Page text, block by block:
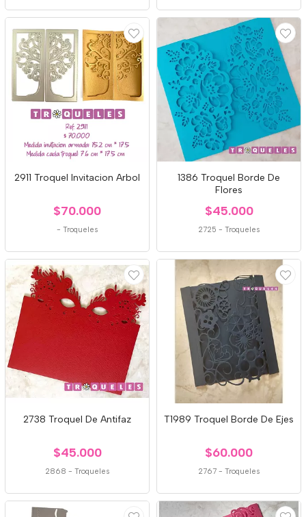
2911 Troquel Invitacion Arbol
$70.000
- Troqueles
1386 Troquel Borde De
Flores
$45.000
2725 - Troqueles
2738 Troquel De Antifaz
$45.000
2868 - Troqueles
T1989 Troquel Borde De Ejes
$60.000
2767 - Troqueles